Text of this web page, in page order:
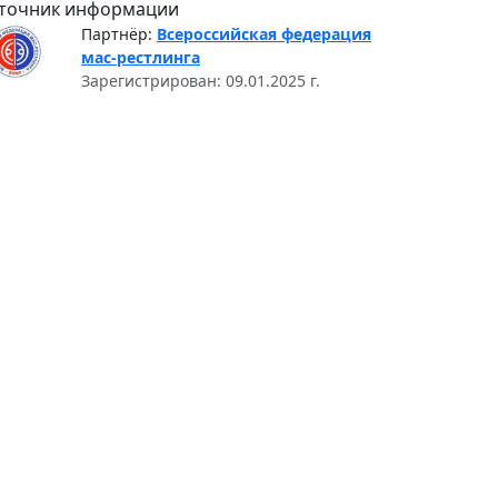
информации
Партнёр: Всероссийская федерация
мас-рестлинга
Зарегистрирован: 09.01.2025 г.